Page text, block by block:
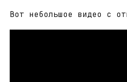
Вот небольшое видео с